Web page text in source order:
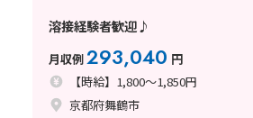
溶接経験者歓迎♪
月収例293,040 円
【時給】1,800～1,850円
京都府舞鶴市